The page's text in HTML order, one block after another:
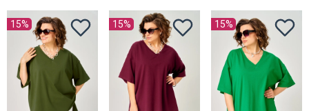
15% 15% 15%